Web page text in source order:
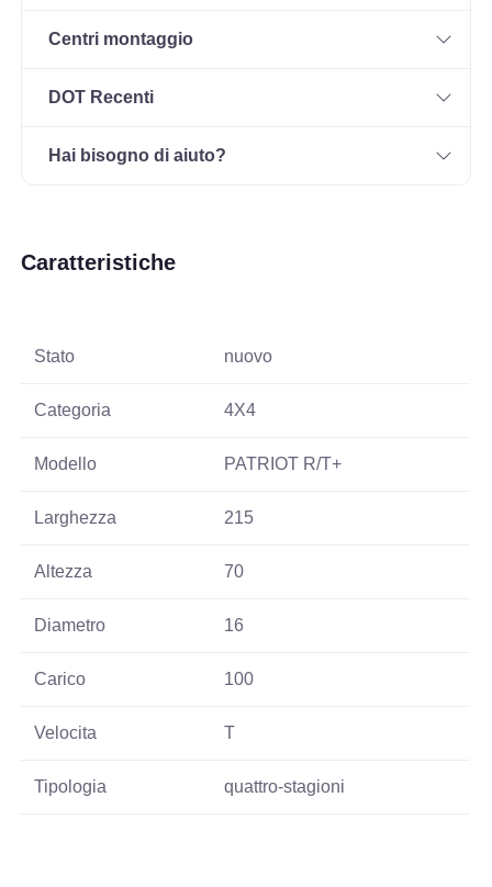
Centri montaggio
DOT Recenti
Hai bisogno di aiuto?
Caratteristiche
Stato nuovo
Categoria 4X4
Modello PATRIOT R/T+
Larghezza 215
Altezza 70
Diametro 16
Carico 100
Velocita T
Tipologia quattro-stagioni